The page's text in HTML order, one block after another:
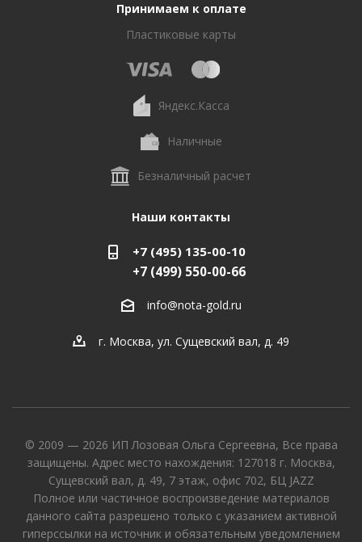
Принимаем к оплате
Пластиковые карты
Яндекс.Касса
Наличные
Безналичный расчет
Наши контакты
+7 (495) 135-00-10
+7 (499) 550-00-66
info@nota-gold.ru
г. Москва, ул. Сущевский вал, д. 49
© 2009 — 2026 ИП Лозовая Ольга Сергеевна, Все права
защищены. Адрес место нахождения: 127018 г. Москва,
Сущевский вал, д. 49, 7 этаж, офис 702, БЦ JAZZ
Полное или частичное воспроизведение материалов
данного сайта разрешено только с указанием активной
гиперссылки на источник и обязательным уведомлением